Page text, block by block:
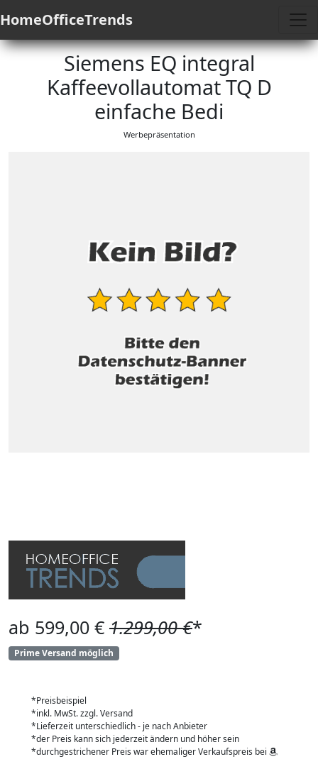
HomeOfficeTrends
Siemens EQ integral
Kaffeevollautomat TQ D
einfache Bedi
Werbepräsentation
ab 599,00 € 1.299,00 €*
Prime Versand möglich
*Preisbeispiel
*inkl. MwSt. zzgl. Versand
*Lieferzeit unterschiedlich - je nach Anbieter
*der Preis kann sich jederzeit ändern und höher sein
*durchgestrichener Preis war ehemaliger Verkaufspreis bei